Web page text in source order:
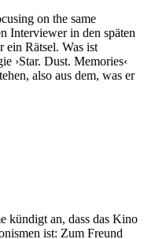
on the same
Interviewer in den späten
ein Rätsel. Was ist
›Star. Dust. Memories‹
also aus dem, was er
kündigt an, dass das Kino
ist: Zum Freund